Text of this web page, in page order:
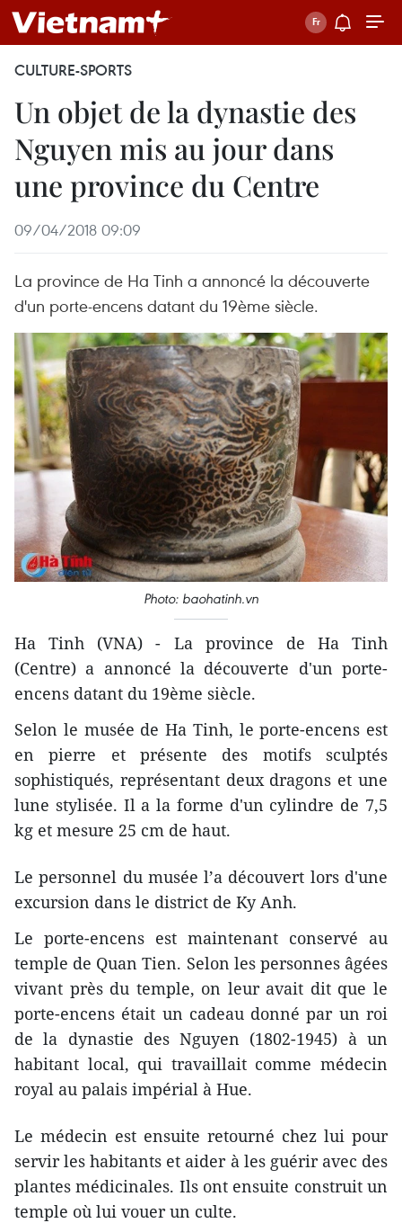
CULTURE-SPORTS
Un objet de la dynastie des
Nguyen mis au jour dans
une province du Centre
09/04/2018 09:09
La province de Ha Tinh a annoncé la découverte
d'un porte-encens datant du 19ème siècle.
Photo: baohatinh.vn
Ha Tinh (VNA) - La province de Ha Tinh
(Centre) a annoncé la découverte d'un porte-
encens datant du 19ème siècle.
Selon le musée de Ha Tinh, le porte-encens est
en pierre et présente des motifs sculptés
sophistiqués, représentant deux dragons et une
lune stylisée. Il a la forme d'un cylindre de 7,5
kg et mesure 25 cm de haut.
Le personnel du musée l’a découvert lors d'une
excursion dans le district de Ky Anh.
Le porte-encens est maintenant conservé au
temple de Quan Tien. Selon les personnes âgées
vivant près du temple, on leur avait dit que le
porte-encens était un cadeau donné par un roi
de la dynastie des Nguyen (1802-1945) à un
habitant local, qui travaillait comme médecin
royal au palais impérial à Hue.
Le médecin est ensuite retourné chez lui pour
servir les habitants et aider à les guérir avec des
plantes médicinales. Ils ont ensuite construit un
temple où lui vouer un culte.